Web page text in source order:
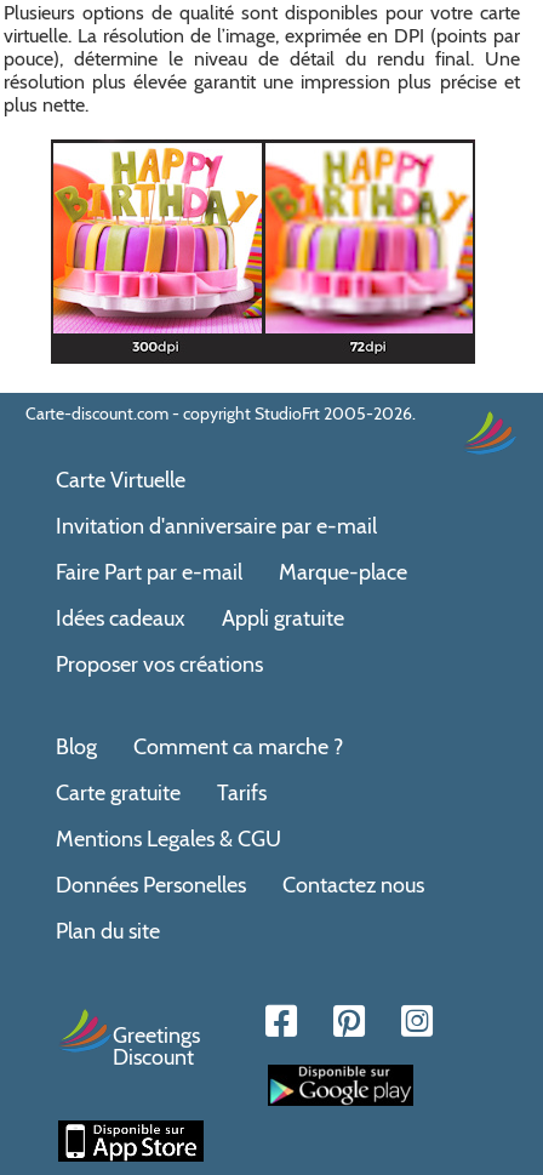
Plusieurs options de qualité sont disponibles pour votre carte
virtuelle. La résolution de l’image, exprimée en DPI (points par
pouce), détermine le niveau de détail du rendu final. Une
résolution plus élevée garantit une impression plus précise et
plus nette.
Carte-discount.com - copyright StudioFrt 2005-2026.
Carte Virtuelle
Invitation d'anniversaire par e-mail
Faire Part par e-mail
Marque-place
Idées cadeaux
Appli gratuite
Proposer vos créations
Blog
Comment ca marche ?
Carte gratuite
Tarifs
Mentions Legales & CGU
Données Personelles
Contactez nous
Plan du site
Greetings
Discount